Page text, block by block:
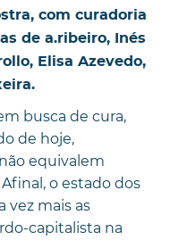
com curadoria
de a.ribeiro, Inés
Elisa Azevedo,
busca de cura,
de hoje,
equivalem
o estado dos
vez mais as
capitalista na